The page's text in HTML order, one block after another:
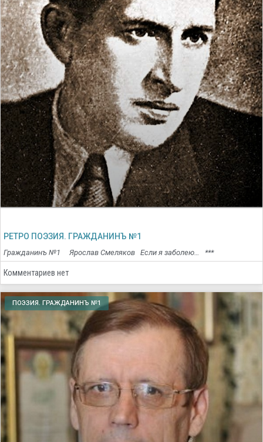
РЕТРО ПОЭЗИЯ. ГРАЖДАНИНЪ №1
Гражданинъ №1 Ярослав Смеляков Если я заболею… ***
Комментариев нет
ПОЭЗИЯ. ГРАЖДАНИНЪ №1